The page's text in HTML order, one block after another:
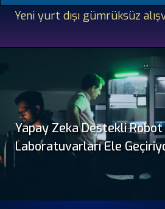
Yeni yurt dışı gümrüksüz
Yapay Zeka Destekli
Laboratuvarları Ele